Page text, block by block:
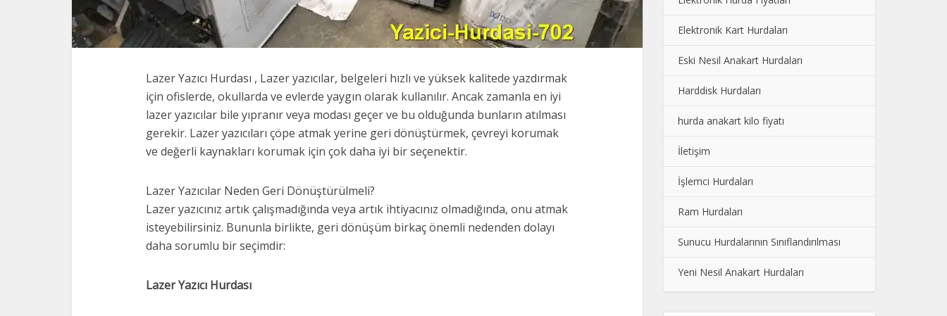
Lazer Yazıcı Hurdası , Lazer yazıcılar, belgeleri hızlı ve yüksek kalitede yazdırmak
için ofislerde, okullarda ve evlerde yaygın olarak kullanılır. Ancak zamanla en iyi
lazer yazıcılar bile yıpranır veya modası geçer ve bu olduğunda bunların atılması
gerekir. Lazer yazıcıları çöpe atmak yerine geri dönüştürmek, çevreyi korumak
ve değerli kaynakları korumak için çok daha iyi bir seçenektir.
Lazer Yazıcılar Neden Geri Dönüştürülmeli?
Lazer yazıcınız artık çalışmadığında veya artık ihtiyacınız olmadığında, onu atmak
isteyebilirsiniz. Bununla birlikte, geri dönüşüm birkaç önemli nedenden dolayı
daha sorumlu bir seçimdir:
Lazer Yazıcı Hurdası
Elektronik Kart Hurdaları
Eski Nesil Anakart Hurdaları
Harddisk Hurdaları
hurda anakart kilo fiyatı
İletişim
İşlemci Hurdaları
Ram Hurdaları
Sunucu Hurdalarının Sınıflandırılması
Yeni Nesil Anakart Hurdaları